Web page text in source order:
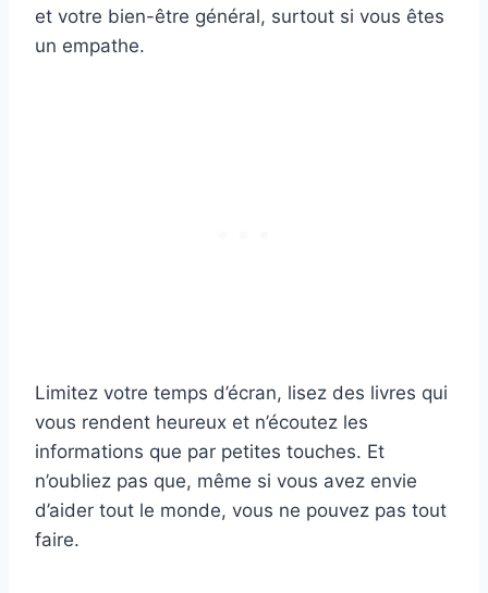
et votre bien-être général, surtout si vous êtes
un empathe.
Limitez votre temps d’écran, lisez des livres qui
vous rendent heureux et n’écoutez les
informations que par petites touches. Et
n’oubliez pas que, même si vous avez envie
d’aider tout le monde, vous ne pouvez pas tout
faire.